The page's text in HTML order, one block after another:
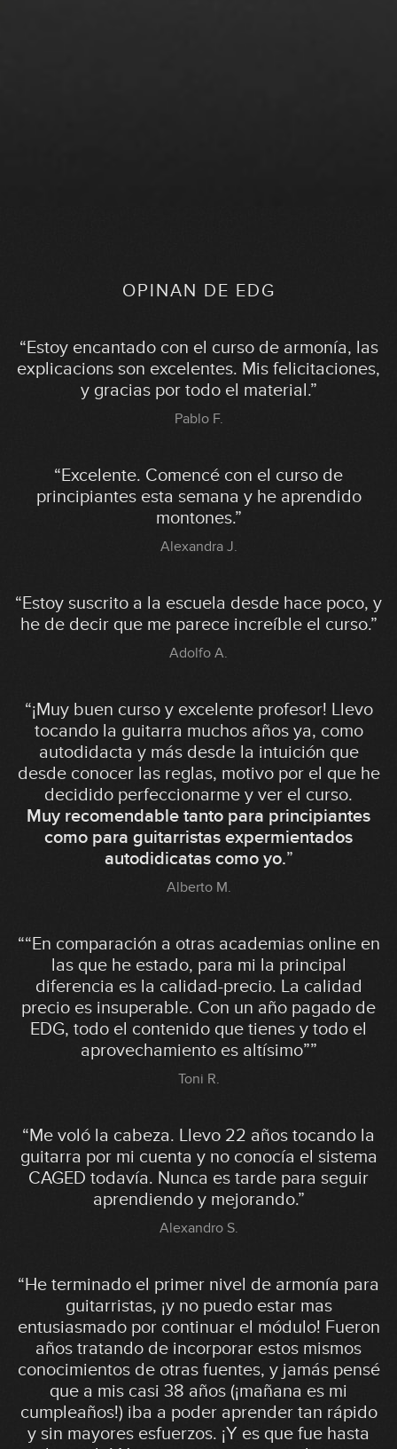
OPINAN DE EDG
“Estoy encantado con el curso de armonía, las
explicacions son excelentes. Mis felicitaciones,
y gracias por todo el material.”
Pablo F.
“Excelente. Comencé con el curso de
principiantes esta semana y he aprendido
montones.”
Alexandra J.
“Estoy suscrito a la escuela desde hace poco, y
he de decir que me parece increíble el curso.”
Adolfo A.
“¡Muy buen curso y excelente profesor! Llevo
tocando la guitarra muchos años ya, como
autodidacta y más desde la intuición que
desde conocer las reglas, motivo por el que he
decidido perfeccionarme y ver el curso.
Muy recomendable tanto para principiantes
como para guitarristas expermientados
autodidicatas como yo.”
Alberto M.
““En comparación a otras academias online en
las que he estado, para mi la principal
diferencia es la calidad-precio. La calidad
precio es insuperable. Con un año pagado de
EDG, todo el contenido que tienes y todo el
aprovechamiento es altísimo””
Toni R.
“Me voló la cabeza. Llevo 22 años tocando la
guitarra por mi cuenta y no conocía el sistema
CAGED todavía. Nunca es tarde para seguir
aprendiendo y mejorando.”
Alexandro S.
“He terminado el primer nivel de armonía para
guitarristas, ¡y no puedo estar mas
entusiasmado por continuar el módulo! Fueron
años tratando de incorporar estos mismos
conocimientos de otras fuentes, y jamás pensé
que a mis casi 38 años (¡mañana es mi
cumpleaños!) iba a poder aprender tan rápido
y sin mayores esfuerzos. ¡Y es que fue hasta